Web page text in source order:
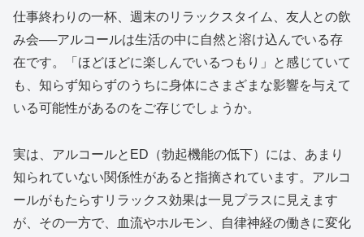
仕事終わりの一杯、週末のリラックスタイム、友人との飲
み会──アルコールは生活の中に自然と溶け込んでいる存
在です。「ほどほどに楽しんでいるつもり」と感じていて
も、知らず知らずのうちに身体にさまざまな影響を与えて
いる可能性があるのをご存じでしょうか。
実は、アルコールとED（勃起機能の低下）には、あまり
知られていない関係性があると指摘されています。アルコ
ールがもたらすリラックス効果は一見プラスに見えます
が、その一方で、血流やホルモン、自律神経の働きに変化